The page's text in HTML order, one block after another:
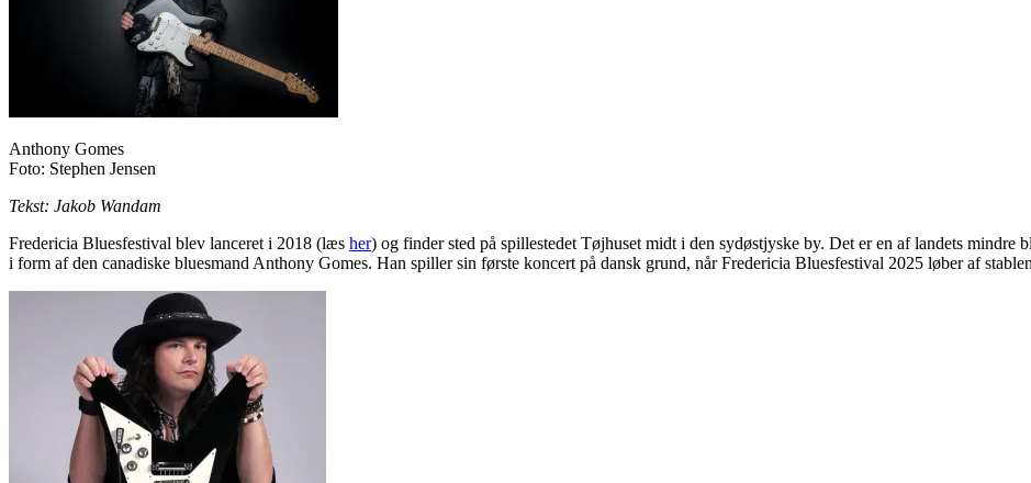
Anthony Gomes
Foto: Stephen Jensen
Tekst: Jakob Wandam
Fredericia Bluesfestival blev lanceret i 2018 (læs her) og finder sted på spillestedet Tøjhuset midt i den sydøstjyske by. Det er en af landets mindre
i form af den canadiske bluesmand Anthony Gomes. Han spiller sin første koncert på dansk grund, når Fredericia Bluesfestival 2025 løber af